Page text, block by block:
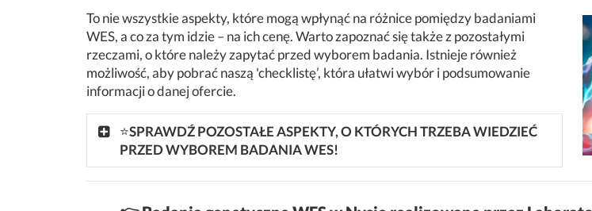
To nie wszystkie aspekty, które mogą wpłynąć na różnice pomiędzy badaniami
WES, a co za tym idzie – na ich cenę. Warto zapoznać się także z pozostałymi
rzeczami, o które należy zapytać przed wyborem badania. Istnieje również
możliwość, aby pobrać naszą 'checklistę’, która ułatwi wybór i podsumowanie
informacji o danej ofercie.
⭐SPRAWDŹ POZOSTAŁE ASPEKTY, O KTÓRYCH TRZEBA WIEDZIEĆ
PRZED WYBOREM BADANIA WES!